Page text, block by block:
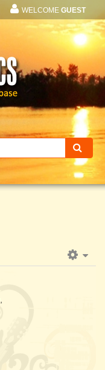
WELCOME GUEST